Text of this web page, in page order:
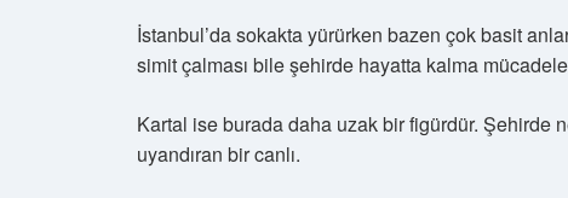
İstanbul’da sokakta yürürken bazen çok basit
simit çalması bile şehirde hayatta kalma
Kartal ise burada daha uzak bir figürdür. Şehirde
uyandıran bir canlı.